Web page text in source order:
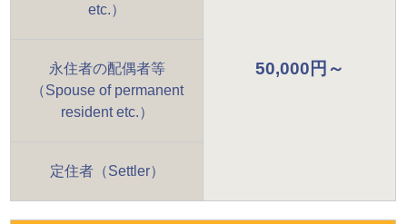
etc.）
50,000円～
永住者の配偶者等
（Spouse of permanent
resident etc.）
定住者（Settler）